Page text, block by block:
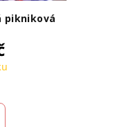
pikniková